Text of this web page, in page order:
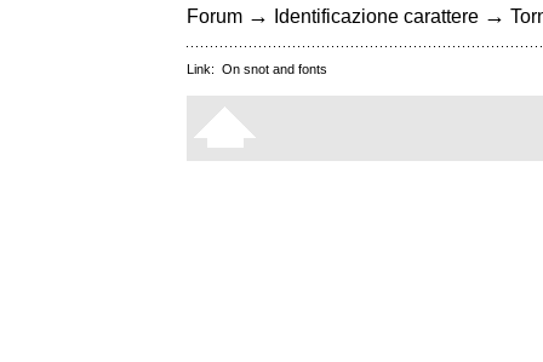
Forum → Identificazione carattere →
Link: On snot and fonts